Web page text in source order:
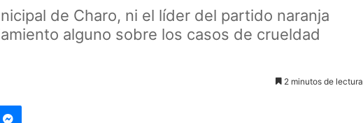
de Charo, ni el líder del partido naranja
alguno sobre los casos de crueldad
2 minutos de lectura
Messenger